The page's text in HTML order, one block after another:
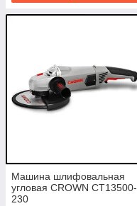
Машина шлифовальная
угловая CROWN CT13500-
230